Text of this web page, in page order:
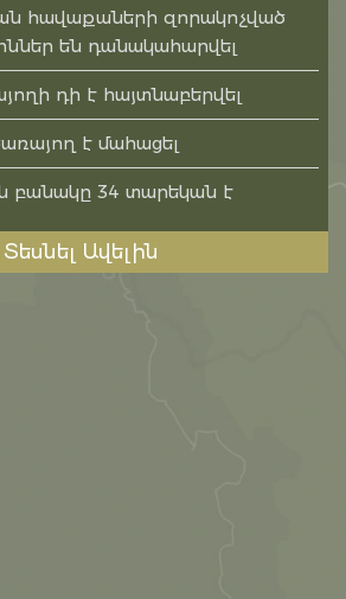
հավաքաների զորակոչված
են դանակահարվել
դի է հայտնաբերվել
է մահացել
բանակը 34 տարեկան է
Տեսնել Ավելին